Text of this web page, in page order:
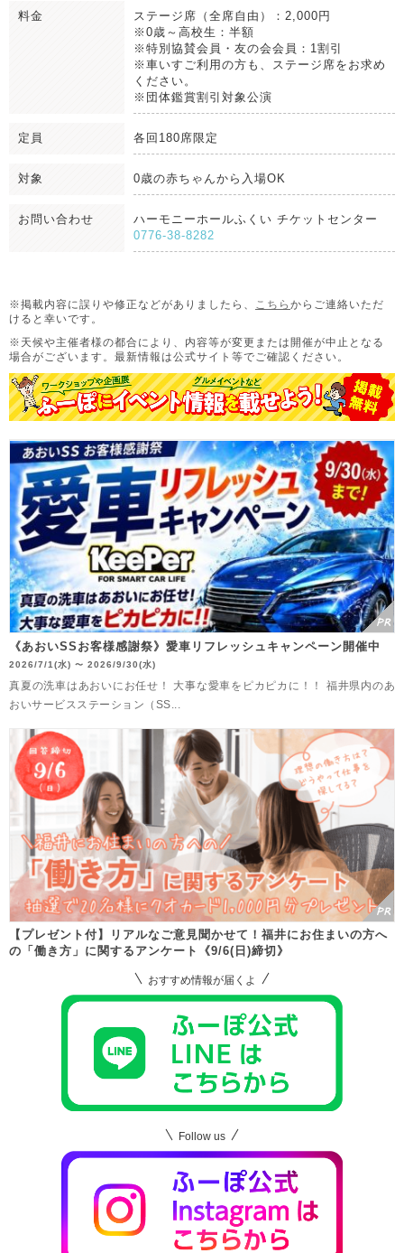
料金
ステージ席（全席自由）：2,000円
※0歳～高校生：半額
※特別協賛会員・友の会会員：1割引
※​車いすご利用の方も、ステージ席をお求め
ください。
※団体鑑賞割引対象公演
定員 各回180席限定
対象 0歳の赤ちゃんから入場OK
お問い合わせ
ハーモニーホールふくい チケットセンター
0776-38-8282
※掲載内容に誤りや修正などがありましたら、 こちら からご連絡いただ
けると幸いです。
※天候や主催者様の都合により、内容等が変更または開催が中止となる
場合がございます。 最新情報は公式サイト等でご確認ください。
《あおいSSお客様感謝祭》愛車リフレッシュキャンペーン開催中
2026/7/1(水) 〜 2026/9/30(水)
真夏の洗車はあおいにお任せ！ 大事な愛車をピカピカに！！ 福井県内のあ
おいサービスステーション（SS...
【プレゼント付】リアルなご意見聞かせて！福井にお住まいの方へ
の「働き方」に関するアンケート《9/6(日)締切》
おすすめ情報が届くよ
Follow us